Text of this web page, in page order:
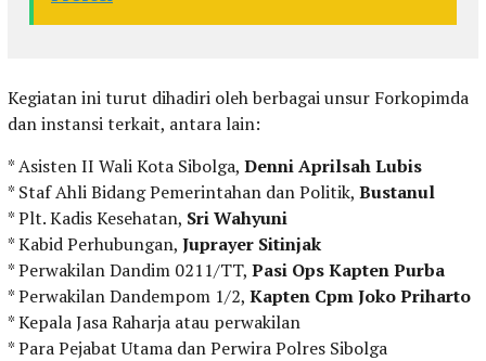
Kegiatan ini turut dihadiri oleh berbagai unsur Forkopimda
dan instansi terkait, antara lain:
* Asisten II Wali Kota Sibolga, Denni Aprilsah Lubis
* Staf Ahli Bidang Pemerintahan dan Politik, Bustanul
* Plt. Kadis Kesehatan, Sri Wahyuni
* Kabid Perhubungan, Juprayer Sitinjak
* Perwakilan Dandim 0211/TT, Pasi Ops Kapten Purba
* Perwakilan Dandempom 1/2, Kapten Cpm Joko Priharto
* Kepala Jasa Raharja atau perwakilan
* Para Pejabat Utama dan Perwira Polres Sibolga